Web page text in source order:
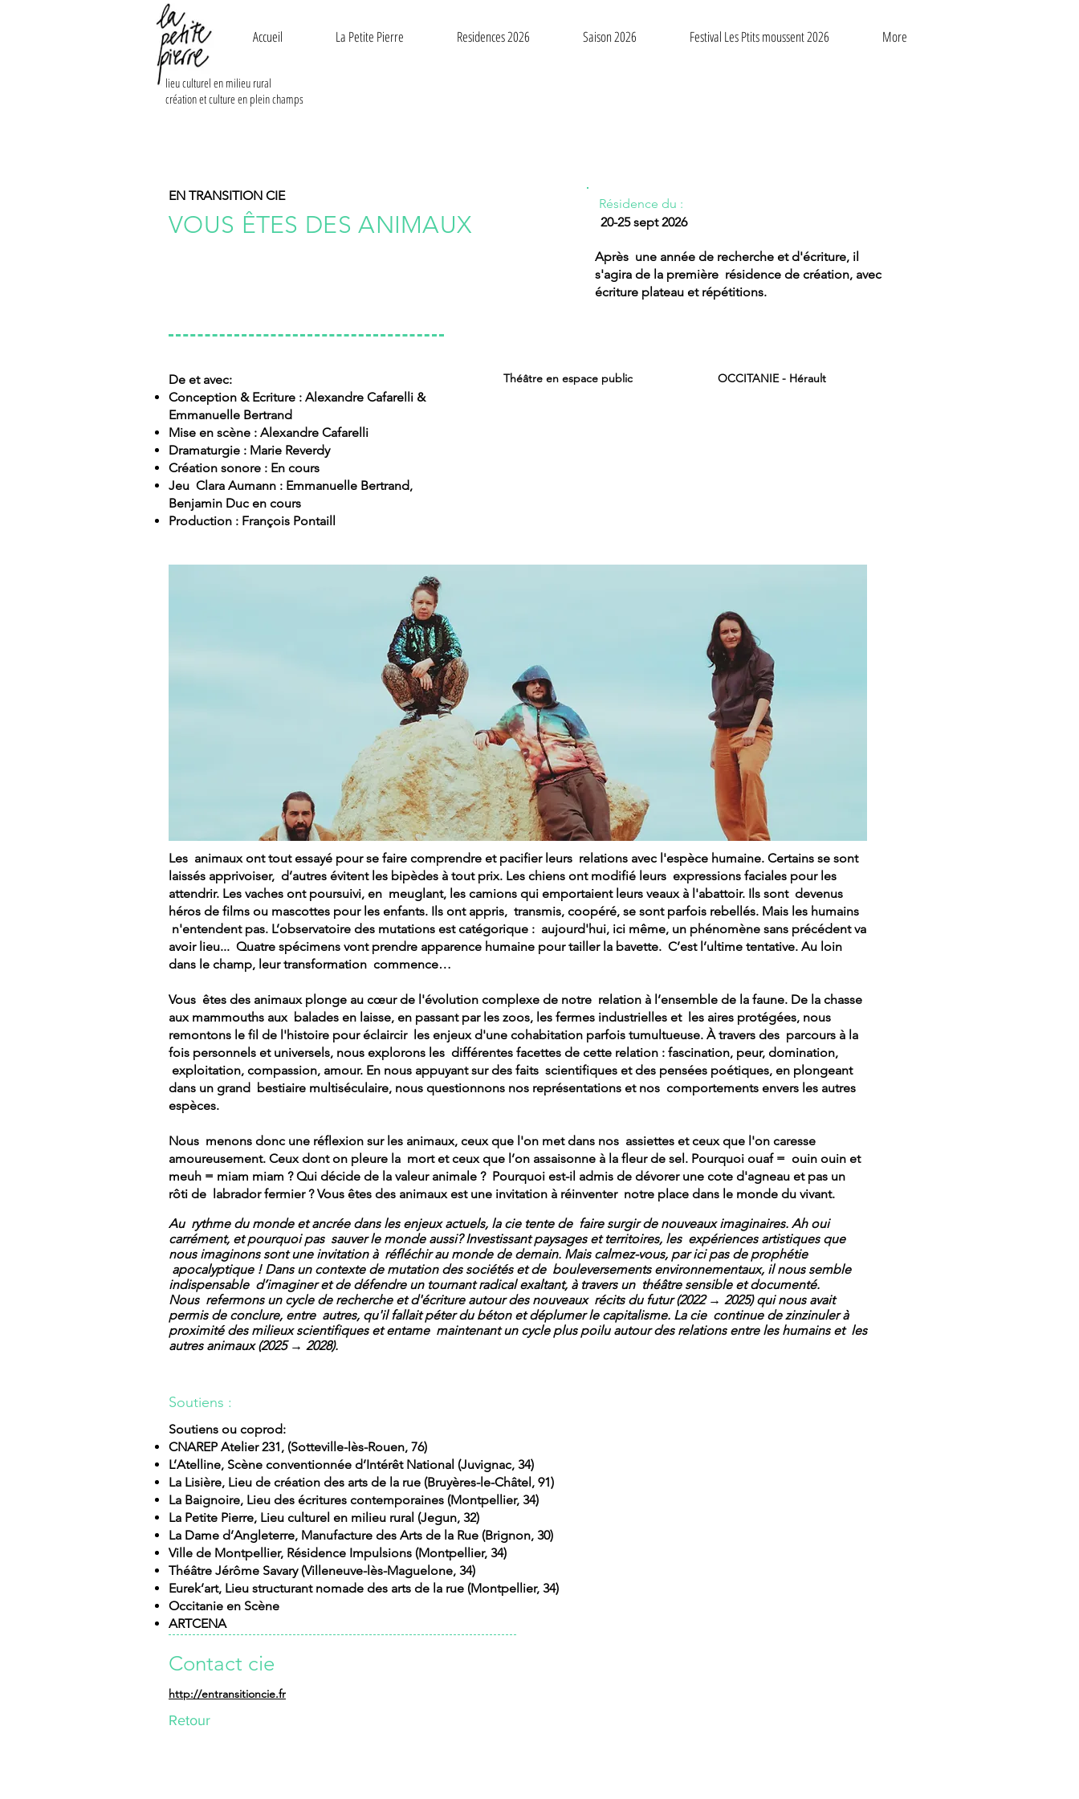
Accueil La Petite Pierre Residences 2026 Saison 2026 Festival Les Ptits moussent 2026 More
lieu culturel en milieu rural
création et culture en plein champs
VOUS ÊTES DES ANIMAUX
EN TRANSITION CIE
Résidence du :
20-25 sept 2026
Après une année de recherche et d'écriture, il
s'agira de la première résidence de création, avec
écriture plateau et répétitions.
De et avec:
Conception & Ecriture : Alexandre Cafarelli &
Emmanuelle Bertrand
Mise en scène : Alexandre Cafarelli
Dramaturgie : Marie Reverdy
Création sonore : En cours
Jeu Clara Aumann : Emmanuelle Bertrand,
Benjamin Duc en cours
Production : François Pontaill
Théâtre en espace public OCCITANIE - Hérault
Les animaux ont tout essayé pour se faire comprendre et pacifier leurs relations avec l'espèce humaine. Certains se sont
laissés apprivoiser, d’autres évitent les bipèdes à tout prix. Les chiens ont modifié leurs expressions faciales pour les
attendrir. Les vaches ont poursuivi, en meuglant, les camions qui emportaient leurs veaux à l'abattoir. Ils sont devenus
héros de films ou mascottes pour les enfants. Ils ont appris, transmis, coopéré, se sont parfois rebellés. Mais les humains
n'entendent pas. L’observatoire des mutations est catégorique : aujourd'hui, ici même, un phénomène sans précédent va
avoir lieu... Quatre spécimens vont prendre apparence humaine pour tailler la bavette. C’est l’ultime tentative. Au loin
dans le champ, leur transformation commence…
Vous êtes des animaux plonge au cœur de l'évolution complexe de notre relation à l’ensemble de la faune. De la chasse
aux mammouths aux balades en laisse, en passant par les zoos, les fermes industrielles et les aires protégées, nous
remontons le fil de l'histoire pour éclaircir les enjeux d'une cohabitation parfois tumultueuse. À travers des parcours à la
fois personnels et universels, nous explorons les différentes facettes de cette relation : fascination, peur, domination,
exploitation, compassion, amour. En nous appuyant sur des faits scientifiques et des pensées poétiques, en plongeant
dans un grand bestiaire multiséculaire, nous questionnons nos représentations et nos comportements envers les autres
espèces.
Nous menons donc une réflexion sur les animaux, ceux que l'on met dans nos assiettes et ceux que l'on caresse
amoureusement. Ceux dont on pleure la mort et ceux que l’on assaisonne à la fleur de sel. Pourquoi ouaf = ouin ouin et
meuh = miam miam ? Qui décide de la valeur animale ? Pourquoi est-il admis de dévorer une cote d'agneau et pas un
rôti de labrador fermier ? Vous êtes des animaux est une invitation à réinventer notre place dans le monde du vivant.
Au rythme du monde et ancrée dans les enjeux actuels, la cie tente de faire surgir de nouveaux imaginaires. Ah oui
carrément, et pourquoi pas sauver le monde aussi? Investissant paysages et territoires, les expériences artistiques que
nous imaginons sont une invitation à réfléchir au monde de demain. Mais calmez-vous, par ici pas de prophétie
apocalyptique ! Dans un contexte de mutation des sociétés et de bouleversements environnementaux, il nous semble
indispensable d’imaginer et de défendre un tournant radical exaltant, à travers un théâtre sensible et documenté.
Nous refermons un cycle de recherche et d'écriture autour des nouveaux récits du futur (2022 → 2025) qui nous avait
permis de conclure, entre autres, qu'il fallait péter du béton et déplumer le capitalisme. La cie continue de zinzinuler à
proximité des milieux scientifiques et entame maintenant un cycle plus poilu autour des relations entre les humains et les
autres animaux (2025 → 2028).
Soutiens :
Soutiens ou coprod:
CNAREP Atelier 231, (Sotteville-lès-Rouen, 76)
L’Atelline, Scène conventionnée d’Intérêt National (Juvignac, 34)
La Lisière, Lieu de création des arts de la rue (Bruyères-le-Châtel, 91)
La Baignoire, Lieu des écritures contemporaines (Montpellier, 34)
La Petite Pierre, Lieu culturel en milieu rural (Jegun, 32)
La Dame d’Angleterre, Manufacture des Arts de la Rue (Brignon, 30)
Ville de Montpellier, Résidence Impulsions (Montpellier, 34)
Théâtre Jérôme Savary (Villeneuve-lès-Maguelone, 34)
Eurek’art, Lieu structurant nomade des arts de la rue (Montpellier, 34)
Occitanie en Scène
ARTCENA
Contact cie
http://entransitioncie.fr
Retour